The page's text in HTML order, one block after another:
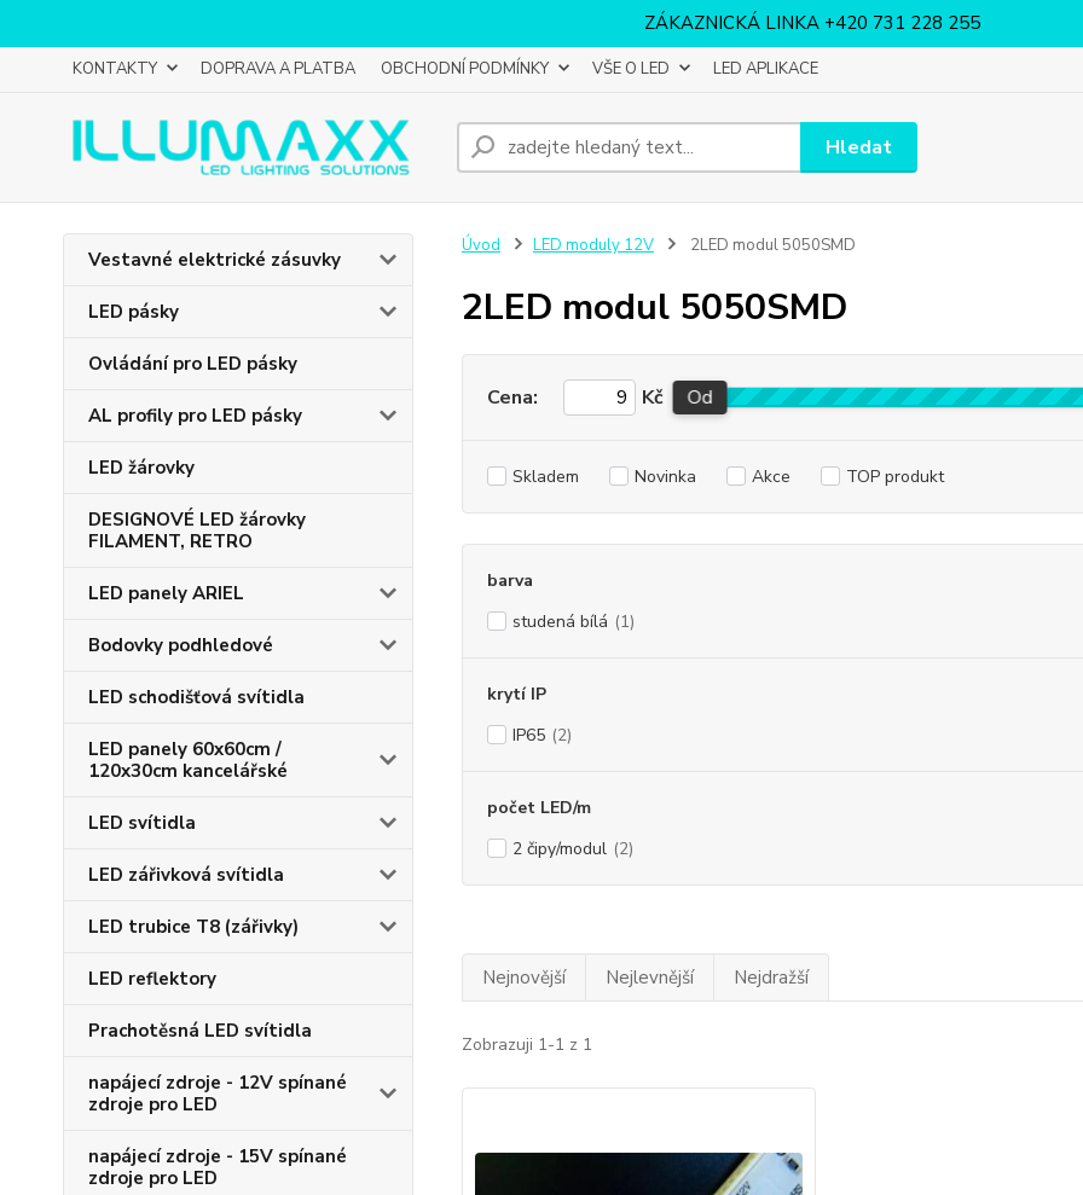
ZÁKAZNICKÁ LINKA +420 731 228 255
KONTAKTY DOPRAVA A PLATBA OBCHODNÍ PODMÍNKY VŠE O LED LED APLIKACE
Hledat
Vestavné elektrické zásuvky
LED pásky
Ovládání pro LED pásky
AL profily pro LED pásky
LED žárovky
DESIGNOVÉ LED žárovky
FILAMENT, RETRO
LED panely ARIEL
Bodovky podhledové
LED schodišťová svítidla
LED panely 60x60cm /
120x30cm kancelářské
LED svítidla
LED zářivková svítidla
LED trubice T8 (zářivky)
LED reflektory
Prachotěsná LED svítidla
napájecí zdroje - 12V spínané
zdroje pro LED
napájecí zdroje - 15V spínané
zdroje pro LED
Úvod LED moduly 12V 2LED modul 5050SMD
2LED modul 5050SMD
Cena: Kč Od
Skladem Novinka Akce TOP produkt
barva
studená bílá (1)
krytí IP
IP65 (2)
počet LED/m
2 čipy/modul (2)
Nejnovější Nejlevnější Nejdražší
Zobrazuji 1-1 z 1